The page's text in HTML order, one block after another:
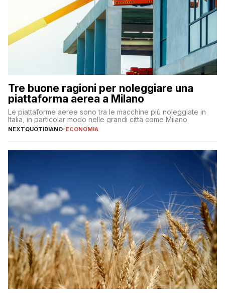
Tre buone ragioni per noleggiare una
piattaforma aerea a Milano
Le piattaforme aeree sono tra le macchine più noleggiate in
Italia, in particolar modo nelle grandi città come Milano
NEXTQUOTIDIANO-ECONOMIA